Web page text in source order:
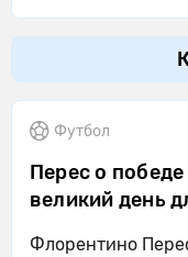
Футбол
Перес о
великий день
Флорентино